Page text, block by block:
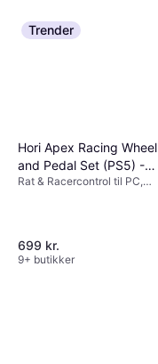
Trender
Hori Apex Racing Wheel
and Pedal Set (PS5) -
Black
Rat & Racercontrol til PC,
699 kr.
9+ butikker